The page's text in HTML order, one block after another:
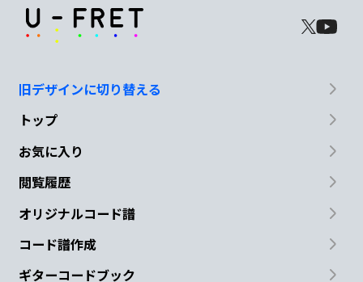
旧デザインに切り替える
トップ
お気に入り
閲覧履歴
オリジナルコード譜
コード譜作成
ギターコードブック